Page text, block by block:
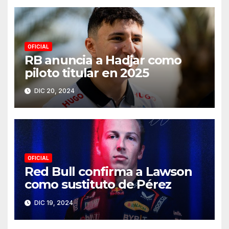
OFICIAL
RB anuncia a Hadjar como
piloto titular en 2025
DIC 20, 2024
OFICIAL
Red Bull confirma a Lawson
como sustituto de Pérez
DIC 19, 2024